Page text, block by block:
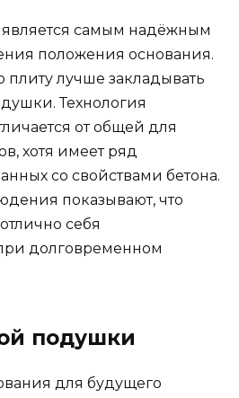
самым надёжным
положения основания.
лучше закладывать
Технология
от общей для
хотя имеет ряд
со свойствами бетона.
показывают, что
себя
долговременном
подушки
для будущего